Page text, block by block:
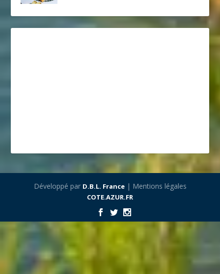
Développé par D.B.L. France| Mentions légales
COTE.AZUR.FR